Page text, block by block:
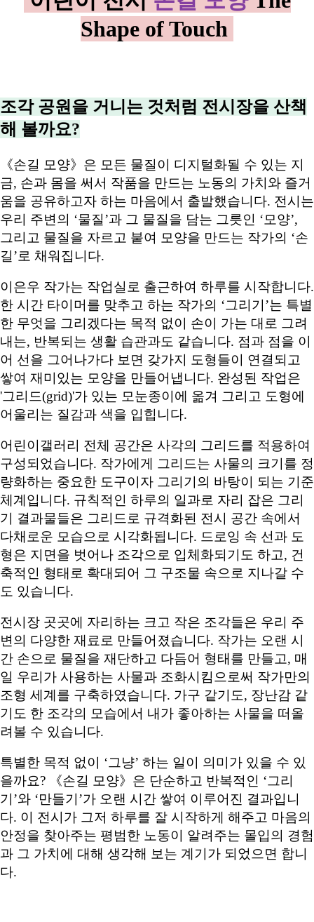
Shape of Touch
조각 공원을 거니는 것처럼 전시장을 산책
해 볼까요?
《손길 모양》은 모든 물질이 디지털화될 수 있는 지
금, 손과 몸을 써서 작품을 만드는 노동의 가치와 즐거
움을 공유하고자 하는 마음에서 출발했습니다. 전시는
우리 주변의 ‘물질’과 그 물질을 담는 그릇인 ‘모양’,
그리고 물질을 자르고 붙여 모양을 만드는 작가의 ‘손
길’로 채워집니다.
이은우 작가는 작업실로 출근하여 하루를 시작합니다.
한 시간 타이머를 맞추고 하는 작가의 ‘그리기’는 특별
한 무엇을 그리겠다는 목적 없이 손이 가는 대로 그려
내는, 반복되는 생활 습관과도 같습니다. 점과 점을 이
어 선을 그어나가다 보면 갖가지 도형들이 연결되고
쌓여 재미있는 모양을 만들어냅니다. 완성된 작업은
'그리드(grid)'가 있는 모눈종이에 옮겨 그리고 도형에
어울리는 질감과 색을 입힙니다.
어린이갤러리 전체 공간은 사각의 그리드를 적용하여
구성되었습니다. 작가에게 그리드는 사물의 크기를 정
량화하는 중요한 도구이자 그리기의 바탕이 되는 기준
체계입니다. 규칙적인 하루의 일과로 자리 잡은 그리
기 결과물들은 그리드로 규격화된 전시 공간 속에서
다채로운 모습으로 시각화됩니다. 드로잉 속 선과 도
형은 지면을 벗어나 조각으로 입체화되기도 하고, 건
축적인 형태로 확대되어 그 구조물 속으로 지나갈 수
도 있습니다.
전시장 곳곳에 자리하는 크고 작은 조각들은 우리 주
변의 다양한 재료로 만들어졌습니다. 작가는 오랜 시
간 손으로 물질을 재단하고 다듬어 형태를 만들고, 매
일 우리가 사용하는 사물과 조화시킴으로써 작가만의
조형 세계를 구축하였습니다. 가구 같기도, 장난감 같
기도 한 조각의 모습에서 내가 좋아하는 사물을 떠올
려볼 수 있습니다.
특별한 목적 없이 ‘그냥’ 하는 일이 의미가 있을 수 있
을까요? 《손길 모양》은 단순하고 반복적인 ‘그리
기’와 ‘만들기’가 오랜 시간 쌓여 이루어진 결과입니
다. 이 전시가 그저 하루를 잘 시작하게 해주고 마음의
안정을 찾아주는 평범한 노동이 알려주는 몰입의 경험
과 그 가치에 대해 생각해 보는 계기가 되었으면 합니
다.